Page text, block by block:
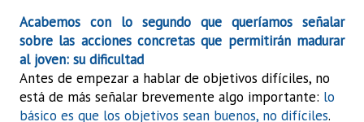
Acabemos con lo segundo que queríamos señalar
sobre las acciones concretas que permitirán madurar
al joven: su dificultad
Antes de empezar a hablar de objetivos difíciles, no
está de más señalar brevemente algo importante: lo
básico es que los objetivos sean buenos, no difíciles.